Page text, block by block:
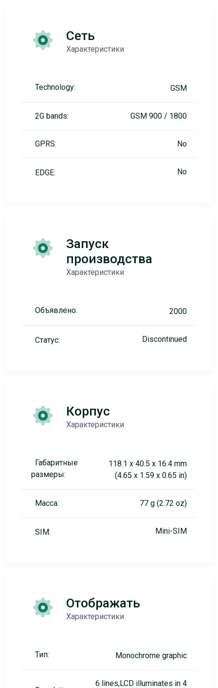
Сеть
Характеристики
Technology: GSM
2G bands: GSM 900 / 1800
GPRS: No
EDGE: No
Запуск
производства
Характеристики
Объявлено: 2000
Статус: Discontinued
Корпус
Характеристики
Габаритные
размеры:
118.1 x 40.5 x 16.4 mm
(4.65 x 1.59 x 0.65 in)
Масса: 77 g (2.72 oz)
SIM: Mini-SIM
Отображать
Характеристики
Тип: Monochrome graphic
6 lines,LCD illuminates in 4